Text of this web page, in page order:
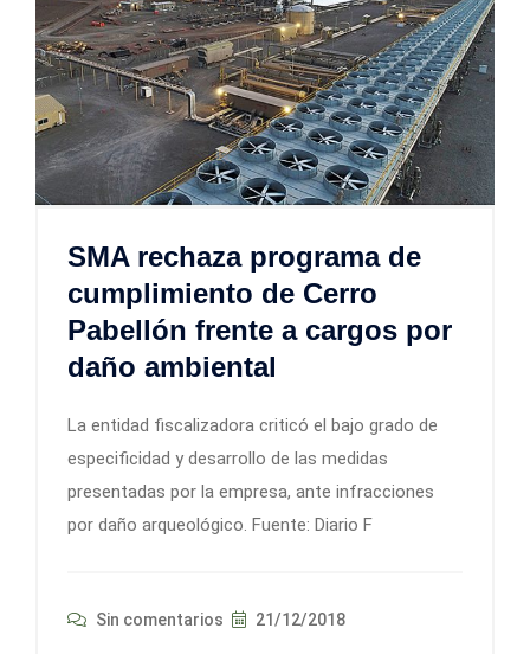
SMA rechaza programa de
cumplimiento de Cerro
Pabellón frente a cargos por
daño ambiental
La entidad fiscalizadora criticó el bajo grado de
especificidad y desarrollo de las medidas
presentadas por la empresa, ante infracciones
por daño arqueológico. Fuente: Diario F
Sin comentarios 21/12/2018